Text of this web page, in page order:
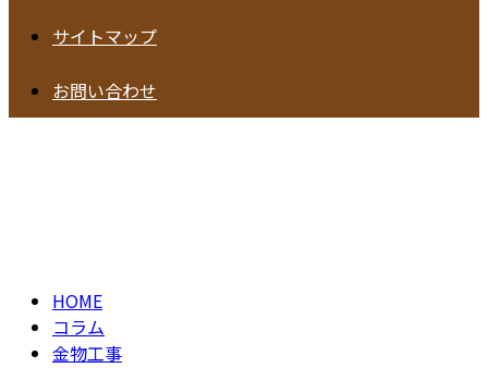
サイトマップ
お問い合わせ
HOME
コラム
金物工事